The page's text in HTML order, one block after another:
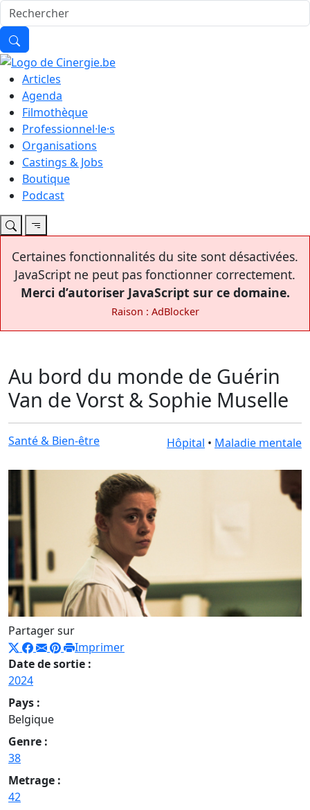
Articles
Agenda
Filmothèque
Professionnel·le·s
Organisations
Castings & Jobs
Boutique
Podcast
Certaines fonctionnalités du site sont désactivées.
JavaScript ne peut pas fonctionner correctement.
Merci d’autoriser JavaScript sur ce domaine.
Raison : AdBlocker
Au bord du monde de Guérin
Van de Vorst & Sophie Muselle
Santé & Bien-être Hôpital • Maladie mentale
Partager sur
Imprimer
Date de sortie :
2024
Pays :
Belgique
Genre :
38
Metrage :
42